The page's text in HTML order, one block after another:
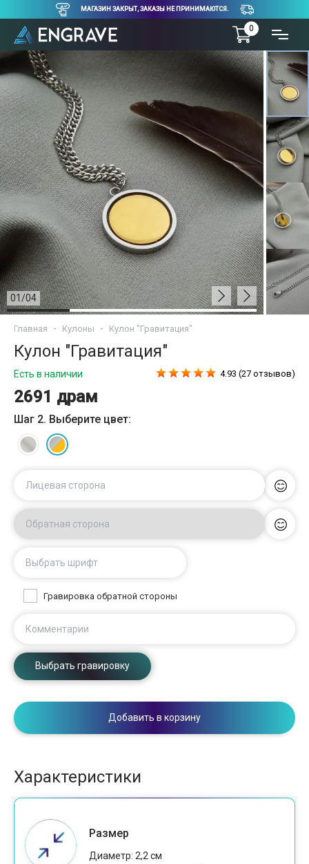
МАГАЗИН ЗАКРЫТ, ЗАКАЗЫ НЕ ПРИНИМАЮТСЯ.
0
01 /04
Главная Кулоны Кулон "Гравитация"
Кулон "Гравитация"
Есть в наличии
2691 драм
4.93 (27 отзывов)
Шаг 2. Выберите цвет:
Лицевая сторона
Обратная сторона
Выбрать шрифт
Гравировка обратной стороны
Комментарии
Выбрать гравировку
Добавить в корзину
Характеристики
Размер
Диаметр: 2,2 см